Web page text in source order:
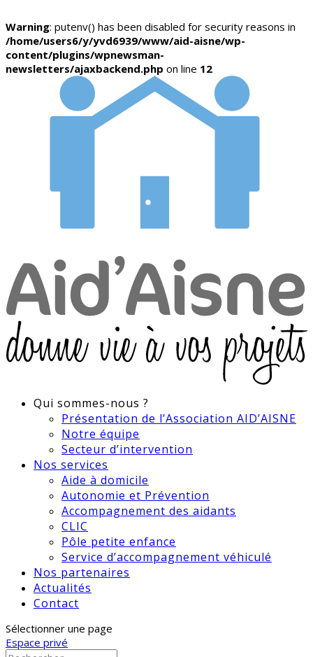
Warning: putenv() has been disabled for security reasons in
/home/users6/y/yvd6939/www/aid-aisne/wp-
content/plugins/wpnewsman-
newsletters/ajaxbackend.php on line 12
Qui sommes-nous ?
Présentation de l’Association AID’AISNE
Notre équipe
Secteur d’intervention
Nos services
Aide à domicile
Autonomie et Prévention
Accompagnement des aidants
CLIC
Pôle petite enfance
Service d’accompagnement véhiculé
Nos partenaires
Actualités
Contact
Sélectionner une page
Espace privé